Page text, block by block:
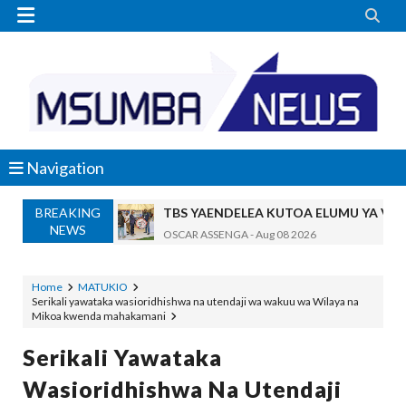
 
Navigation
BREAKING
NEWS
TBS YAENDELEA KUTOA ELUMU YA
OSCAR ASSENGA-Aug 08 2026
Nilishikilia Cheo Kile Kile Kwa Miaka
Niliteswa Na Ndoto Za Kutisha Usiku,
Zawadi-Aug 08 2026
Nilinusurika Jela Kwa Dhuluma, Mpaka
Home
MATUKIO
Serikali yawataka wasioridhishwa na utendaji wa wakuu wa Wilaya na
Mikoa kwenda mahakamani
Serikali Yawataka
Wasioridhishwa Na Utendaji